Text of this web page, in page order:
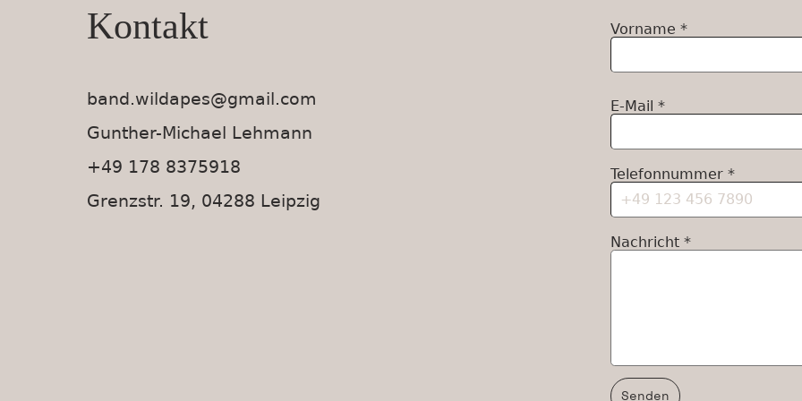
Kontakt
band.wildapes@gmail.com
Gunther-Michael Lehmann
+49 178 8375918
Grenzstr. 19, 04288 Leipzig
Vorname *
E-Mail *
Telefonnummer *
Nachricht *
Senden